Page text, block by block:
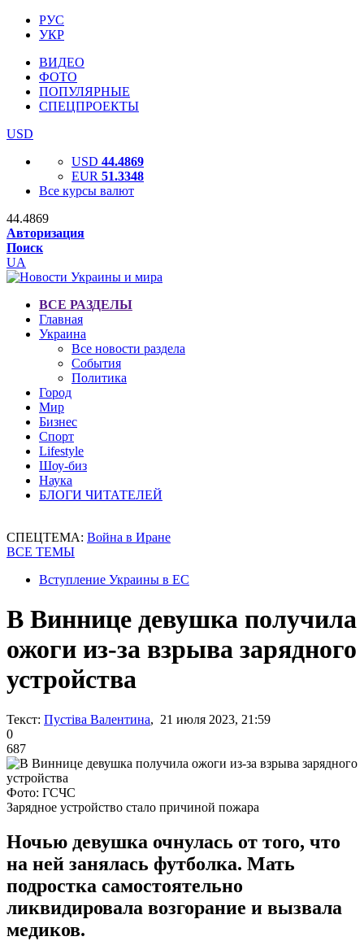
РУС
УКР
ВИДЕО
ФОТО
ПОПУЛЯРНЫЕ
СПЕЦПРОЕКТЫ
USD
USD 44.4869
EUR 51.3348
Все курсы валют
44.4869
Авторизация
Поиск
UA
ВСЕ РАЗДЕЛЫ
Главная
Украина
Все новости раздела
События
Политика
Город
Мир
Бизнес
Спорт
Lifestyle
Шоу-биз
Наука
БЛОГИ ЧИТАТЕЛЕЙ
СПЕЦТЕМА: Война в Иране
ВСЕ ТЕМЫ
Вступление Украины в ЕС
В Виннице девушка получила
ожоги из-за взрыва зарядного
устройства
Текст: Пустіва Валентина, 21 июля 2023, 21:59
0
687
Фото: ГСЧС
Зарядное устройство стало причиной пожара
Ночью девушка очнулась от того, что
на ней занялась футболка. Мать
подростка самостоятельно
ликвидировала возгорание и вызвала
медиков.